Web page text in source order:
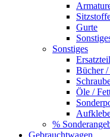
Gurte
Sonstiges
Bücher
Öle /
%
Gebrauchtwagen